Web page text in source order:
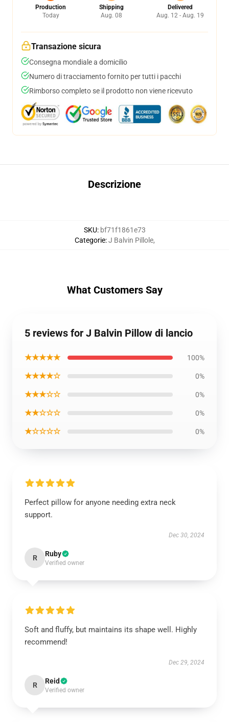
Production
Today
Shipping
Aug. 08
Delivered
Aug. 12 - Aug. 19
Transazione sicura
Consegna mondiale a domicilio
Numero di tracciamento fornito per tutti i pacchi
Rimborso completo se il prodotto non viene ricevuto
Descrizione
SKU: bf71f1861e73
Categorie:J Balvin Pillole,
What Customers Say
5 reviews for J Balvin Pillow di lancio
★★★★★ 100%
★★★★☆ 0%
★★★☆☆ 0%
★★☆☆☆ 0%
★☆☆☆☆ 0%
Perfect pillow for anyone needing extra neck
support.
Dec 30, 2024
R Ruby
Verified owner
Soft and fluffy, but maintains its shape well. Highly
recommend!
Dec 29, 2024
R Reid
Verified owner